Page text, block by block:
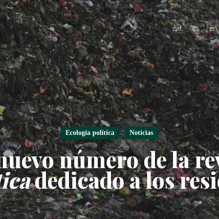
cat es en
Ecología política Noticias
número de la
dedicado a los